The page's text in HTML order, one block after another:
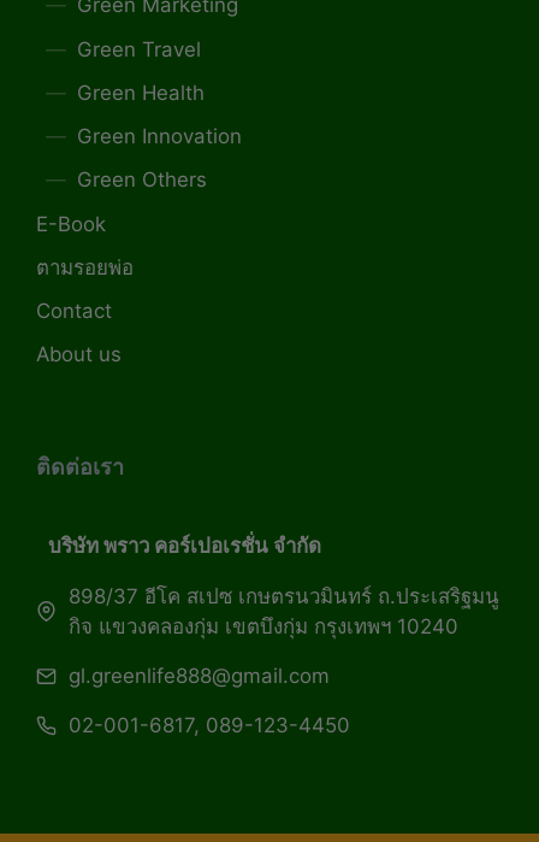
Green Marketing
Green Travel
Green Health
Green Innovation
Green Others
E-Book
ตามรอยพ่อ
Contact
About us
ติดต่อเรา
บริษัท พราว คอร์เปอเรชั่น จำกัด
898/37 อีโค สเปซ เกษตรนวมินทร์ ถ.ประเสริฐมนู
กิจ แขวงคลองกุ่ม เขตบึงกุ่ม กรุงเทพฯ 10240
gl.greenlife888@gmail.com
02-001-6817, 089-123-4450